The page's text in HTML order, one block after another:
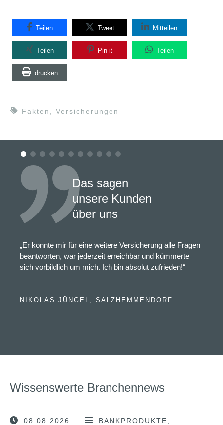
Teilen Tweet Mitteilen
Teilen Pin it Teilen
drucken
Fakten Versicherungen
Das sagen
unsere Kunden
über uns
„Er konnte mir für eine weitere Versicherung alle Fragen
beantworten, war jederzeit erreichbar und kümmerte
sich vorbildlich um mich. Ich bin absolut zufrieden!“
NIKOLAS JÜNGEL, SALZHEMMENDORF
Wissenswerte Branchennews
08.08.2026
BANKPRODUKTE